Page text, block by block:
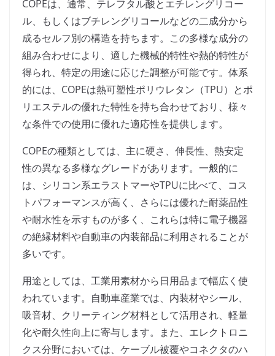
COPEは、通常、テレフタル酸とエチレングリコー
ル、もしくはブチレングリコールなどの二成分から
成るセルフ別の構造を持ちます。この多様な成分の
組み合わせにより、適した機械的特性や熱的特性が
得られ、特定の用途に応じた調整が可能です。体系
的には、COPEは熱可塑性ポリウレタン（TPU）とポ
リエステルの優れた特性を持ち合わせており、様々
な条件での使用に優れた適応性を提供します。
COPEの種類としては、主に硬さ、伸長性、熱安定
性の異なる多様なグレードがあります。一般的に
は、シリコン系エラストマーやTPUに比べて、コス
トパフォーマンスが高く、さらには優れた耐薬品性
や耐水性を示すものが多く、これらは特に電子機器
の絶縁材料や自動車の内装部品に利用されることが
多いです。
用途としては、工業用素材から日用品まで幅広く使
われています。自動車産業では、内装材やシール、
吸音材、クリーティング材料として活用され、軽量
化や耐久性向上に寄与します。また、エレクトロニ
クス分野においては、ケーブル被覆やコネクタのハ